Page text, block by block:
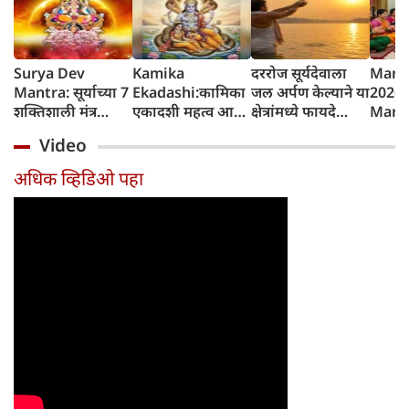
Surya Dev
Mantra: सूर्याच्या 7
शक्तिशाली मंत्र
पूर्ण होतात, रविवारी
कोणत्याही एका
मंत्राचा जप करा
Kamika
Ekadashi:कामिका
एकादशी महत्व आणि
दररोज सूर्यदेवाला
जल अर्पण केल्याने या
क्षेत्रांमध्ये फायदे
विशेष महत्त्व
2026
Video
अधिक व्हिडिओ पहा